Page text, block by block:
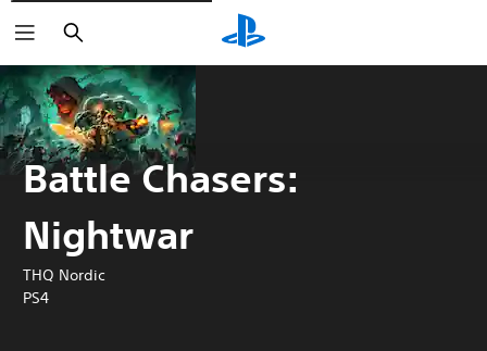
Buscar
Battle Chasers:
Nightwar
THQ Nordic
PS4